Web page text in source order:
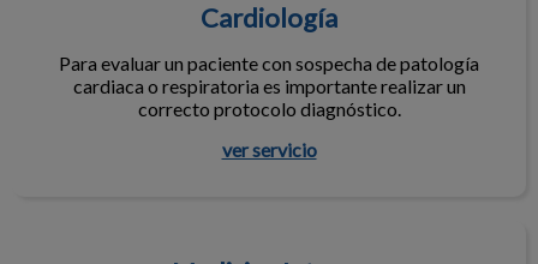
Cardiología
Para evaluar un paciente con sospecha de patología
cardiaca o respiratoria es importante realizar un
correcto protocolo diagnóstico.
ver servicio